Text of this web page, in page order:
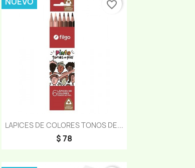
LAPICES DE COLORES TONOS DE...
$ 78
Vista rápida
favorite_border